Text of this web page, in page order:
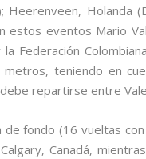
Heerenveen, Holanda
estos eventos Mario
Federación
teniendo en
repartirse entre
fondo (16 vueltas
Canadá,